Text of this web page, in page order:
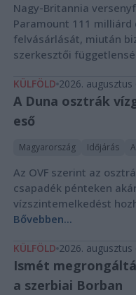
Nagy-Britannia
Paramount 111 milliárd
felvásárlását, miután
szerkesztői
KÜLFÖLD 2026. augusztus
A Duna osztrák
eső
Magyarország Időjárás
Az OVF szerint az
csapadék pénteken
vízszintemelkedést
Bővebben...
KÜLFÖLD 2026. augusztus
Ismét
a szerbiai Borban